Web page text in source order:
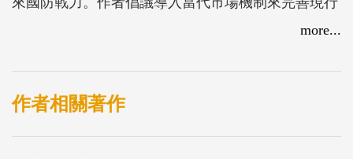
more...
作者相關著作